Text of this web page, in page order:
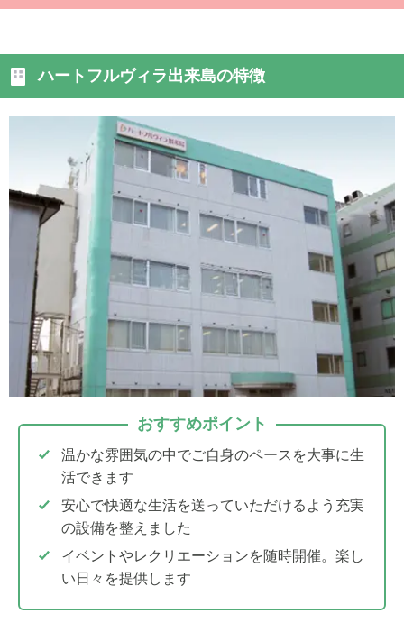
ハートフルヴィラ出来島の特徴
おすすめポイント
温かな雰囲気の中でご自身のペースを大事に生
活できます
安心で快適な生活を送っていただけるよう充実
の設備を整えました
イベントやレクリエーションを随時開催。楽し
い日々を提供します